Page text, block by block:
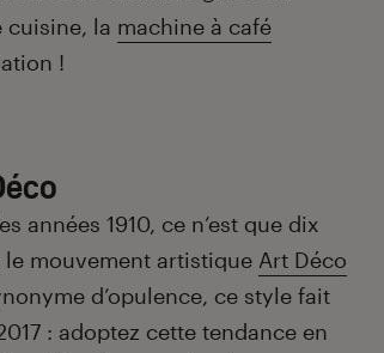
cuisine, la machine à café
!
années 1910, ce n’est que dix
mouvement artistique Art Déco
d’opulence, ce style fait
: adoptez cette tendance en